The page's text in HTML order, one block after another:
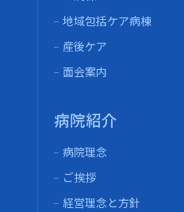
地域包括ケア病棟
産後ケア
面会案内
病院紹介
病院理念
ご挨拶
経営理念と方針